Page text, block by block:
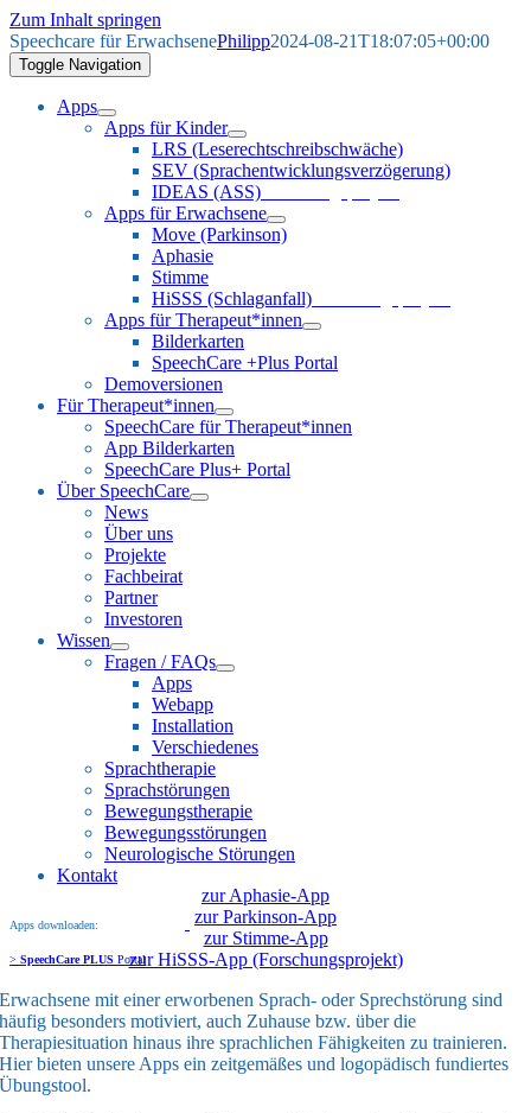
Zum Inhalt springen
Toggle Navigation
Apps
Apps für Kinder
LRS (Leserechtschreibschwäche)
SEV (Sprachentwicklungsverzögerung)
IDEAS (ASS)
Apps für Erwachsene
Move (Parkinson)
Aphasie
Stimme
HiSSS (Schlaganfall)
Apps für Therapeut*innen
Bilderkarten
SpeechCare +Plus Portal
Demoversionen
Für Therapeut*innen
SpeechCare für Therapeut*innen
App Bilderkarten
SpeechCare Plus+ Portal
Über SpeechCare
News
Über uns
Projekte
Fachbeirat
Partner
Investoren
Wissen
Fragen / FAQs
Apps
Webapp
Installation
Verschiedenes
Sprachtherapie
Sprachstörungen
Bewegungstherapie
Bewegungsstörungen
Neurologische Störungen
Kontakt
Apps downloaden:
> SpeechCare PLUS Portal
Speechcare für ErwachsenePhilipp2024-08-21T18:07:05+00:00
zur Aphasie-App
zur Parkinson-App
zur Stimme-App
zur HiSSS-App (Forschungsprojekt)
Erwachsene mit einer erworbenen Sprach- oder Sprechstörung sind
häufig besonders motiviert, auch Zuhause bzw. über die
Therapiesituation hinaus ihre sprachlichen Fähigkeiten zu trainieren.
Hier bieten unsere Apps ein zeitgemäßes und logopädisch fundiertes
Übungstool.